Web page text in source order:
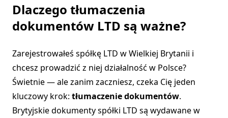
Dlaczego tłumaczenia
dokumentów LTD są ważne?
Zarejestrowałeś spółkę LTD w Wielkiej Brytanii i
chcesz prowadzić z niej działalność w Polsce?
Świetnie — ale zanim zaczniesz, czeka Cię jeden
kluczowy krok: tłumaczenie dokumentów.
Brytyjskie dokumenty spółki LTD są wydawane w